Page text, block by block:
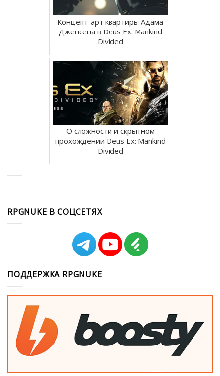
Концепт-арт квартиры Адама
Дженсена в Deus Ex: Mankind
Divided
О сложности и скрытном
прохождении Deus Ex: Mankind
Divided
RPGNUKE В СОЦСЕТЯХ
ПОДДЕРЖКА RPGNUKE